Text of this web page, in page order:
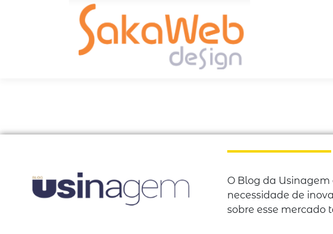
O Blog da
necessidade de
sobre esse mercado